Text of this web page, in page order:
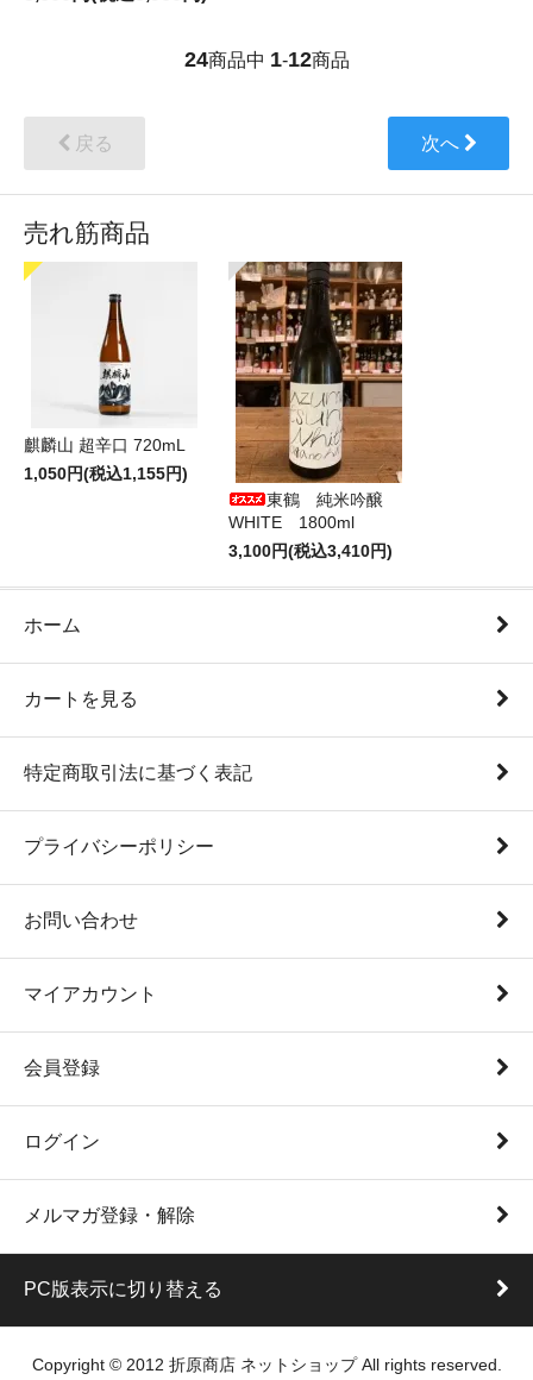
24商品中 1-12商品
戻る 次へ
売れ筋商品
麒麟山 超辛口 720mL
1,050円(税込1,155円)
東鶴 純米吟醸
WHITE 1800ml
3,100円(税込3,410円)
ホーム
カートを見る
特定商取引法に基づく表記
プライバシーポリシー
お問い合わせ
マイアカウント
会員登録
ログイン
メルマガ登録・解除
PC版表示に切り替える
Copyright © 2012 折原商店 ネットショップ All rights reserved.